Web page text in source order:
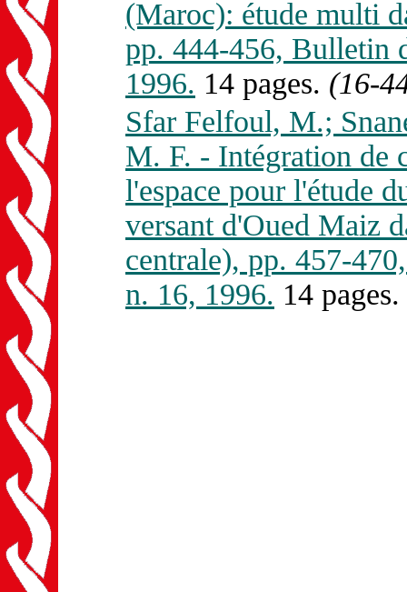
(Maroc): étude multi
pp. 444-456, Bulletin
1996. 14 pages. (16-
Sfar Felfoul, M.;
M. F. - Intégration de
l'espace pour l'étude
versant d'Oued Maiz
centrale), pp. 457-
n. 16, 1996. 14 pages.